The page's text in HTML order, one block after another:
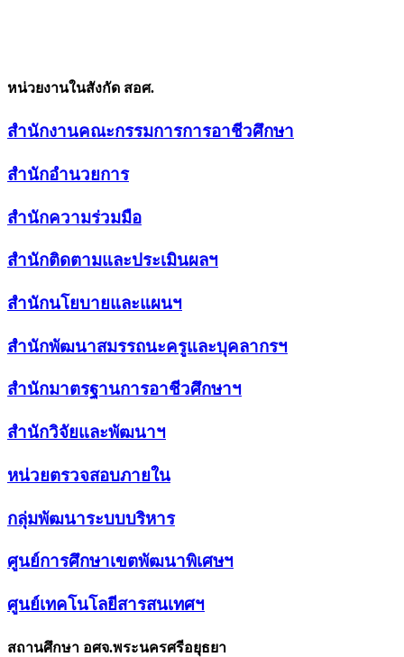
หน่วยงานในสังกัด สอศ.
สำนักงานคณะกรรมการการอาชีวศึกษา
สำนักอำนวยการ
สำนักความร่วมมือ
สำนักติดตามและประเมินผลฯ
สำนักนโยบายและแผนฯ
สำนักพัฒนาสมรรถนะครูและบุคลากรฯ
สำนักมาตรฐานการอาชีวศึกษาฯ
สำนักวิจัยและพัฒนาฯ
หน่วยตรวจสอบภายใน
กลุ่มพัฒนาระบบบริหาร
ศูนย์การศึกษาเขตพัฒนาพิเศษฯ
ศูนย์เทคโนโลยีสารสนเทศฯ
สถานศึกษา อศจ.พระนครศรีอยุธยา